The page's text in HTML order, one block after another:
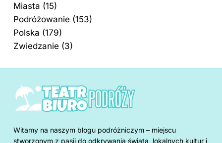
Miasta (15)
Podróżowanie (153)
Polska (179)
Zwiedzanie (3)
Witamy na naszym blogu podróżniczym – miejscu
stworzonym z pasji do odkrywania świata, lokalnych kultur i